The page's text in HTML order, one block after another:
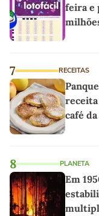
feira e
7 RECEITAS
café
8 PLANETA
Em